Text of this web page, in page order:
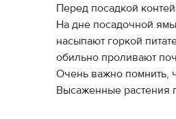
Перед посадкой
На дне посадочной
насыпают горкой
обильно проливают
Очень важно помнить,
Высаженные растения